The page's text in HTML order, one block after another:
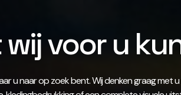
voor u
u naar op zoek bent. Wij denken graag met